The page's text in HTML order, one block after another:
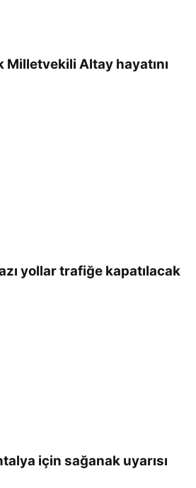
Milletvekili Altay hayatını
yollar trafiğe kapatılacak
için sağanak uyarısı